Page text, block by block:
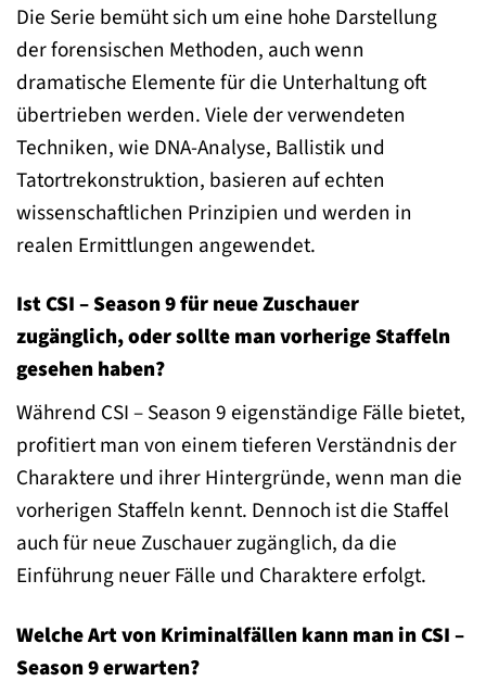
Die Serie bemüht sich um eine hohe Darstellung
der forensischen Methoden, auch wenn
dramatische Elemente für die Unterhaltung oft
übertrieben werden. Viele der verwendeten
Techniken, wie DNA-Analyse, Ballistik und
Tatortrekonstruktion, basieren auf echten
wissenschaftlichen Prinzipien und werden in
realen Ermittlungen angewendet.
Ist CSI – Season 9 für neue Zuschauer
zugänglich, oder sollte man vorherige Staffeln
gesehen haben?
Während CSI – Season 9 eigenständige Fälle bietet,
profitiert man von einem tieferen Verständnis der
Charaktere und ihrer Hintergründe, wenn man die
vorherigen Staffeln kennt. Dennoch ist die Staffel
auch für neue Zuschauer zugänglich, da die
Einführung neuer Fälle und Charaktere erfolgt.
Welche Art von Kriminalfällen kann man in CSI –
Season 9 erwarten?